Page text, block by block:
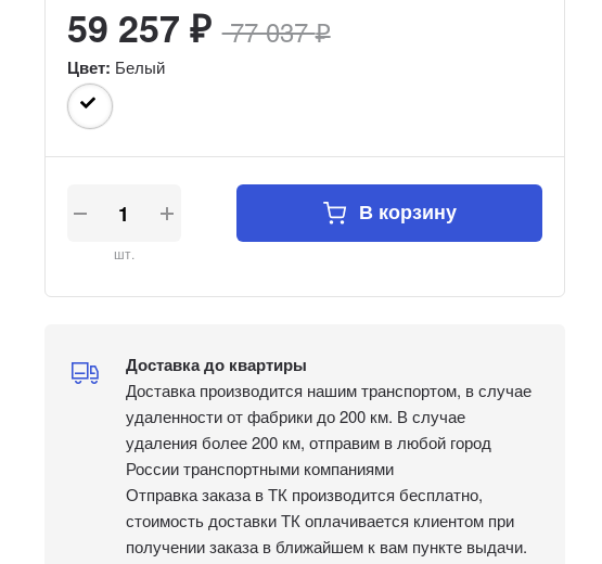
59 257 ₽ 77 037₽
Цвет: Белый
шт.
В корзину
Доставка до квартиры
Доставка производится нашим транспортом, в случае
удаленности от фабрики до 200 км. В случае
удаления более 200 км, отправим в любой город
России транспортными компаниями
Отправка заказа в ТК производится бесплатно,
стоимость доставки ТК оплачивается клиентом при
получении заказа в ближайшем к вам пункте выдачи.